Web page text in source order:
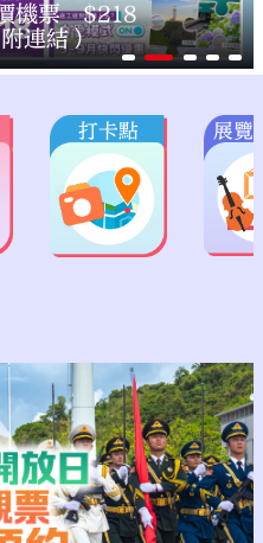
機票 $218
連結）
打卡點 展覽